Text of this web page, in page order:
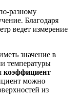
разному
Благодаря
ведет измерение
значение в
температуры
коэффициент
можно
из